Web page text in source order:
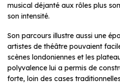
musical déjanté aux rôles plus
son intensité.
Son parcours illustre aussi une
artistes de théâtre pouvaient
scènes londoniennes et les
polyvalence lui a permis de
forte, loin des cases